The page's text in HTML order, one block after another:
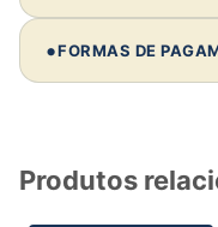
Comprando 10
Investimento:—
•FORMAS DE
Produtos